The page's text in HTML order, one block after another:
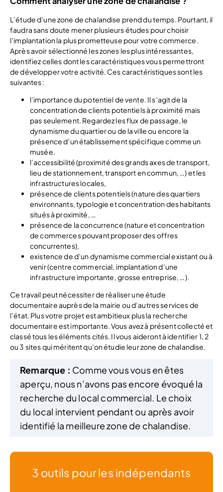
L’étude d’une zone de chalandise prend du temps. Pourtant, il
faudra sans doute mener plusieurs études pour choisir
l’implantation la plus prometteuse pour votre commerce.
Après avoir sélectionné les zones les plus intéressantes,
identifiez celles dont les caractéristiques vous permettront
de développer votre activité. Ces caractéristiques sont les
suivantes :
l’importance du potentiel de vente. Il s’agit de la
concentration de clients potentiels à proximité mais
pas seulement. Regardez les flux de passage, le
dynamisme du quartier ou de la ville ou encore la
présence d’un établissement spécifique comme un
musée.
l’accessibilité (proximité des grands axes de transport,
lieu de stationnement, transport en commun, …) et les
infrastructures locales,
présence de clients potentiels (nature des quartiers
environnants, typologie et concentration des habitants
situés à proximité, …
présence de la concurrence (nature et concentration
de commerces pouvant proposer des offres
concurrentes),
existence de d’un dynamisme commercial existant ou à
venir (centre commercial, implantation d’une
infrastructure importante, grosse entreprise, …).
Ce travail peut nécessiter de réaliser une étude
documentaire auprès de la mairie ou d’autres services de
l’état. Plus votre projet est ambitieux plus la recherche
documentaire est importante. Vous avez à présent collecté et
classé tous les éléments cités. Il vous aideront à identifier 1, 2
ou 3 sites qui méritent qu’on étudie leur zone de chalandise.
Remarque : Comme vous vous en êtes
aperçu, nous n’avons pas encore évoqué la
recherche du local commercial. Le choix
du local intervient pendant ou après avoir
identifié la meilleure zone de chalandise.
3 outils pour les indépendants